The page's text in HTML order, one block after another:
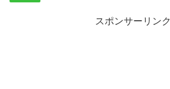
スポンサーリンク